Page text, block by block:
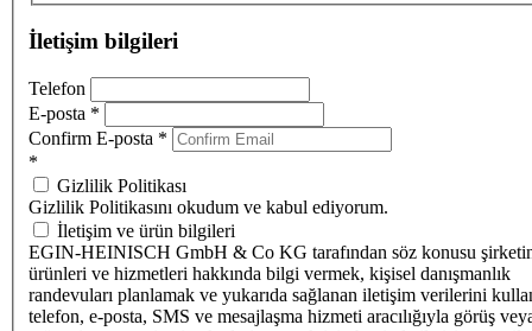
İletişim bilgileri
Telefon
E-posta *
Confirm E-posta *
*
Gizlilik Politikası
Gizlilik Politikasını okudum ve kabul ediyorum.
İletişim ve ürün bilgileri
EGIN-HEINISCH GmbH & Co KG tarafından söz konusu
ürünleri ve hizmetleri hakkında bilgi vermek, kişisel danışmanlık
randevuları planlamak ve yukarıda sağlanan iletişim verilerini
telefon, e-posta, SMS ve mesajlaşma hizmeti aracılığıyla görüş